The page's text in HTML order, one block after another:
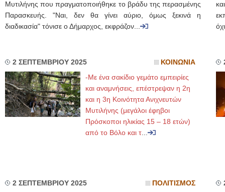
Μυτιλήνης που πραγματοποιήθηκε το βράδυ της περασμένης
Παρασκευής. "Ναι, δεν θα γίνει αύριο, όμως ξεκινά η
διαδικασία" τόνισε ο Δήμαρχος, εκφράζον...
2 ΣΕΠΤΕΜΒΡΙΟΥ 2025 ΚΟΙΝΩΝΙΑ
-Με ένα σακίδιο γεμάτο εμπειρίες
και αναμνήσεις, επέστρεψαν η 2η
και η 3η Κοινότητα Ανιχνευτών
Μυτιλήνης (μεγάλοι έφηβοι
Πρόσκοποι ηλικίας 15 – 18 ετών)
από το Βόλο και τ
2 ΣΕΠΤΕΜΒΡΙΟΥ 2025 ΠΟΛΙΤΙΣΜΟΣ